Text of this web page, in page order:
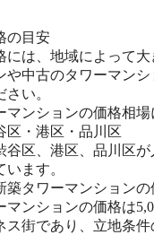
の目安
は、地域によって大
や中古のタワーマン
い。
マンションの価格相
区・港区・品川区
谷区、港区、品川区
ます。
築タワーマンションの
ンションの価格は
ス街であり、立地条